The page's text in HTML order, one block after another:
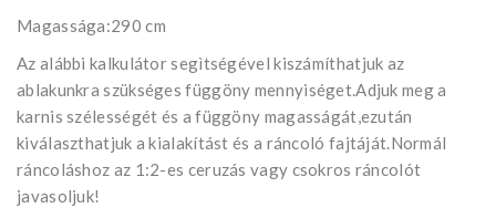
Magassága:290 cm
Az alábbi kalkulátor segìtségével kiszámíthatjuk az
ablakunkra szükséges függöny mennyiséget.Adjuk meg a
karnis szélességét és a függöny magasságát,ezután
kiválaszthatjuk a kialakítást és a ráncoló fajtáját.Normál
ráncoláshoz az 1:2-es ceruzás vagy csokros ráncolót
javasoljuk!